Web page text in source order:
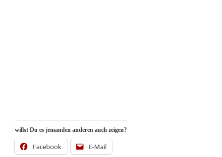
willst Du es jemanden anderen auch zeigen?
Facebook E-Mail